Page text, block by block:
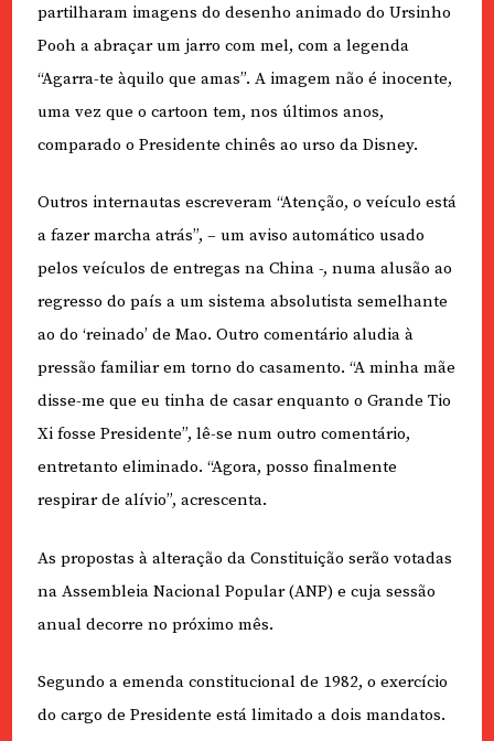
partilharam imagens do desenho animado do Ursinho
Pooh a abraçar um jarro com mel, com a legenda
“Agarra-te àquilo que amas”. A imagem não é inocente,
uma vez que o cartoon tem, nos últimos anos,
comparado o Presidente chinês ao urso da Disney.
Outros internautas escreveram “Atenção, o veículo está
a fazer marcha atrás”, – um aviso automático usado
pelos veículos de entregas na China -, numa alusão ao
regresso do país a um sistema absolutista semelhante
ao do ‘reinado’ de Mao. Outro comentário aludia à
pressão familiar em torno do casamento. “A minha mãe
disse-me que eu tinha de casar enquanto o Grande Tio
Xi fosse Presidente”, lê-se num outro comentário,
entretanto eliminado. “Agora, posso finalmente
respirar de alívio”, acrescenta.
As propostas à alteração da Constituição serão votadas
na Assembleia Nacional Popular (ANP) e cuja sessão
anual decorre no próximo mês.
Segundo a emenda constitucional de 1982, o exercício
do cargo de Presidente está limitado a dois mandatos.